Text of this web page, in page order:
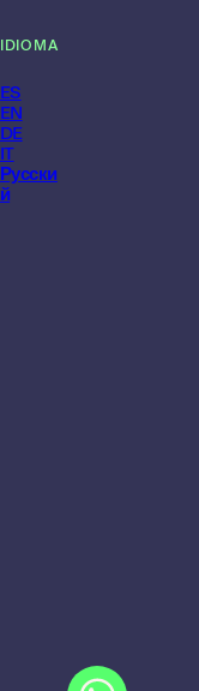
IDIOMA
ES
EN
DE
IT
Русски
й